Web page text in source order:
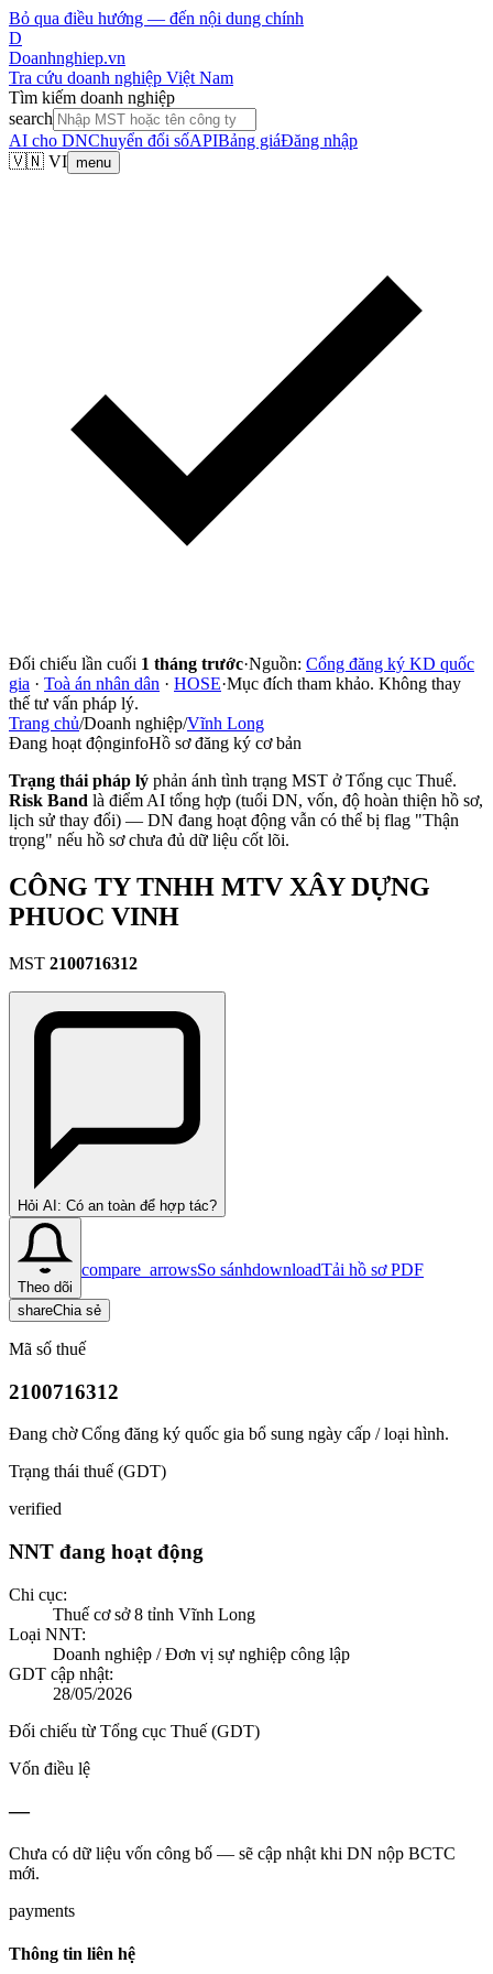
Bỏ qua điều hướng — đến nội dung chính
D
Doanhnghiep.vn
Tra cứu doanh nghiệp Việt Nam
Tìm kiếm doanh nghiệp
search
AI cho DNChuyển đổi sốAPIBảng giáĐăng nhập
🇻🇳 VI menu
Đối chiếu lần cuối 1 tháng trước·Nguồn: Cổng đăng ký KD quốc
gia · Toà án nhân dân · HOSE·Mục đích tham khảo. Không thay
thế tư vấn pháp lý.
Trang chủ/Doanh nghiệp/Vĩnh Long
Đang hoạt độnginfoHồ sơ đăng ký cơ bản
Trạng thái pháp lý phản ánh tình trạng MST ở Tổng cục Thuế.
Risk Band là điểm AI tổng hợp (tuổi DN, vốn, độ hoàn thiện hồ sơ,
lịch sử thay đổi) — DN đang hoạt động vẫn có thể bị flag "Thận
trọng" nếu hồ sơ chưa đủ dữ liệu cốt lõi.
CÔNG TY TNHH MTV XÂY DỰNG
PHUOC VINH
MST 2100716312
Hỏi AI: Có an toàn để hợp tác?
Theo dõi
compare_arrowsSo sánhdownloadTải hồ sơ PDF
shareChia sẻ
Mã số thuế
2100716312
Đang chờ Cổng đăng ký quốc gia bổ sung ngày cấp / loại hình.
Trạng thái thuế (GDT)
verified
NNT đang hoạt động
Chi cục:
Thuế cơ sở 8 tỉnh Vĩnh Long
Loại NNT:
Doanh nghiệp / Đơn vị sự nghiệp công lập
GDT cập nhật:
28/05/2026
Đối chiếu từ Tổng cục Thuế (GDT)
Vốn điều lệ
—
Chưa có dữ liệu vốn công bố — sẽ cập nhật khi DN nộp BCTC
mới.
payments
Thông tin liên hệ